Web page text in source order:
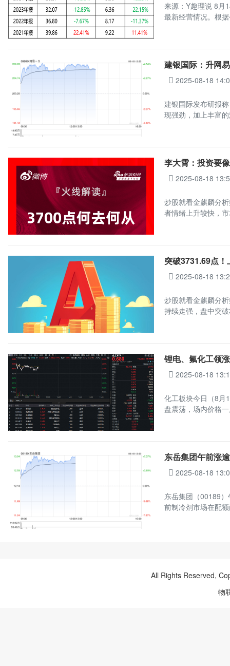
来源：Y趣理说 8月
最新经营情况。根
建银国际：升网
2025-08-18
建银国际发布研报
现强劲，加上丰富
李大霄：投资要
2025-08-18
炒股就看金麒麟分
者情绪上升较快，
突破3731.69点
2025-08-18
炒股就看金麒麟分
持续走强，盘中突
锂电、氟化工领
2025-08-18
化工板块今日（8月
盘震荡，场内价格
东岳集团午前涨
2025-08-18
东岳集团（00189
前制冷剂市场在配
All Rights Reserved,
物